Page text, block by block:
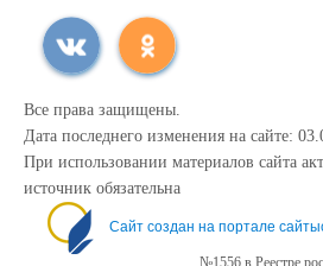
Все права защищены.
Дата последнего изменения на сайте:
При использовании материалов сайта
источник обязательна
Сайт создан на портале
№1556 в Реестре